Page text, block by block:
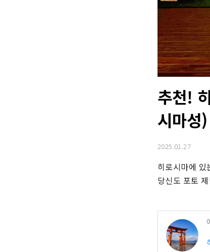
추천!
시마성)
2025.01.27
히로시마에
당신도 포토